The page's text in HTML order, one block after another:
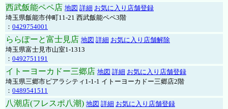
西武飯能ペペ店 地図 詳細 お気に入り店舗登録
埼玉県飯能市仲町11-21 西武飯能ペペ3階
： 0429754001
ららぽーと富士見店 地図 詳細 お気に入り店舗解除
埼玉県富士見市山室1-1313
： 0492751191
イトーヨーカドー三郷店 地図 詳細 お気に入り店舗登録
埼玉県三郷市ピアラシティ1-1-1 イトーヨーカドー三郷店2階
： 0489541511
八潮店(フレスポ八潮) 地図 詳細 お気に入り店舗登録